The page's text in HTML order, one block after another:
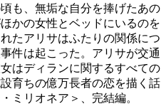
も、無垢な自分を捧げたあの
かの女性とベッドにいるのを
たアリサはふたりの関係につ
件は起こった。アリサが交通
はディランに関するすべての
育ちの億万長者の恋を描く話
ミリオネア＞、完結編。